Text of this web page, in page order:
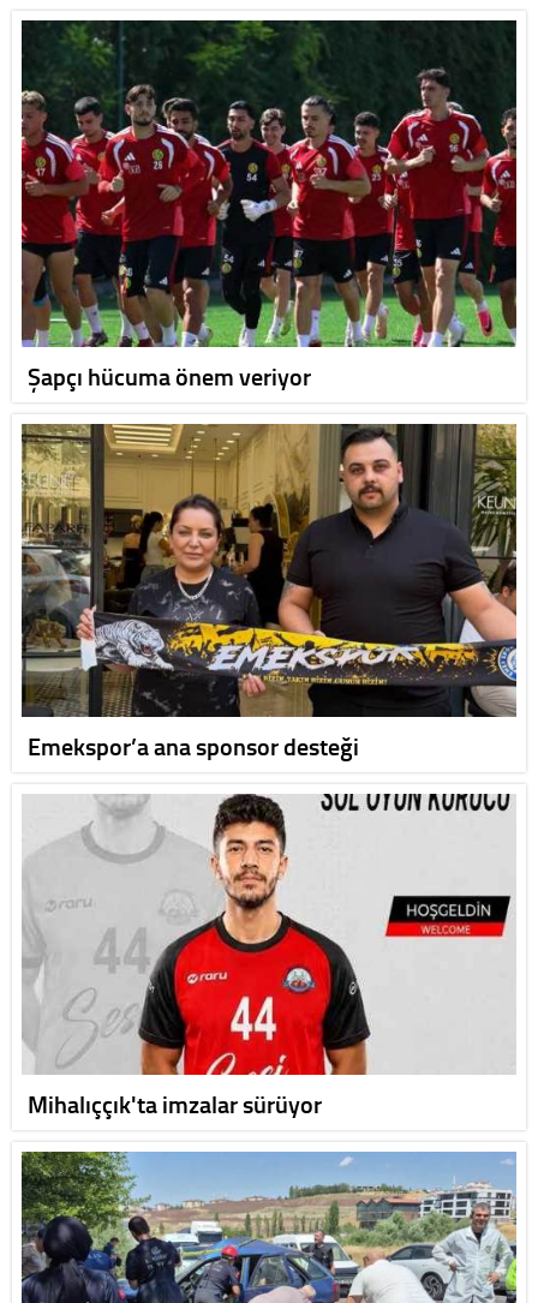
Şapçı hücuma önem veriyor
Emekspor’a ana sponsor desteği
Mihalıççık'ta imzalar sürüyor